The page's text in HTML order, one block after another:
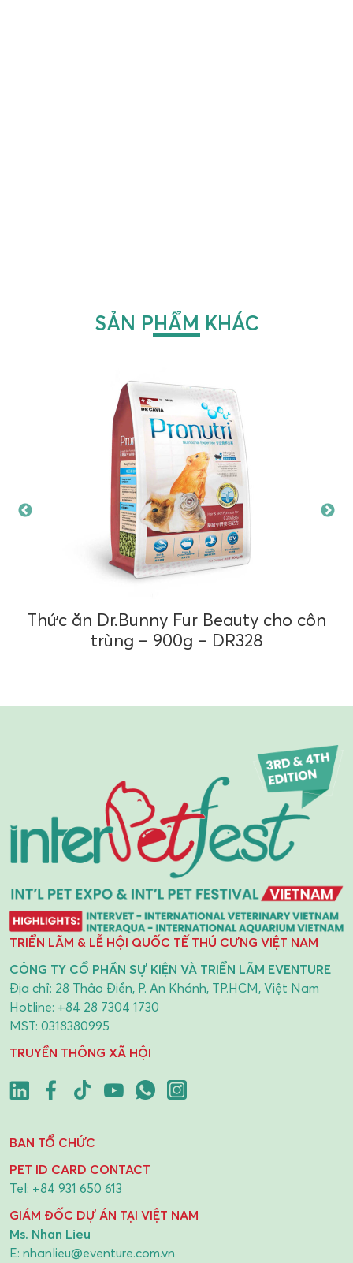
SẢN PHẨM KHÁC
Thức ăn Dr.Bunny Fur Beauty cho côn
trùng – 900g – DR328
TRIỂN LÃM & LỄ HỘI QUỐC TẾ THÚ CƯNG VIỆT NAM
CÔNG TY CỔ PHẦN SỰ KIỆN VÀ TRIỂN LÃM EVENTURE
Địa chỉ: 28 Thảo Điền, P. An Khánh, TP.HCM, Việt Nam
Hotline: +84 28 7304 1730
MST: 0318380995
TRUYỀN THÔNG XÃ HỘI
BAN TỔ CHỨC
PET ID CARD CONTACT
Tel: +84 931 650 613
GIÁM ĐỐC DỰ ÁN TẠI VIỆT NAM
Ms. Nhan Lieu
E: nhanlieu@eventure.com.vn